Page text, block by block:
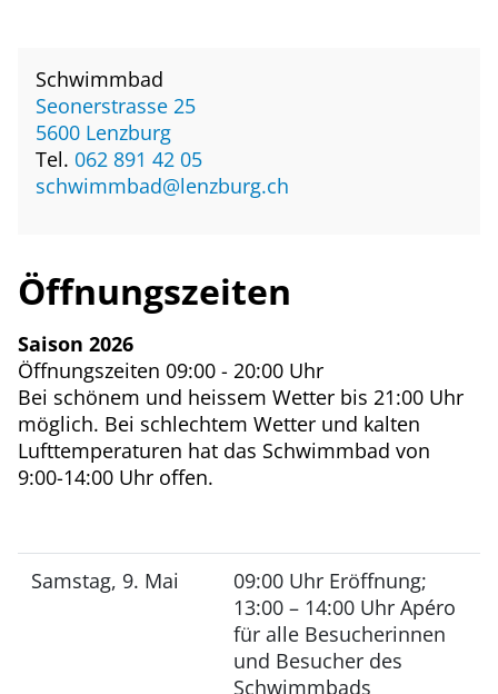
Schwimmbad
Seonerstrasse 25
5600 LenzburgExterner Link wird in einem neuen
Tel. 062 891 42 05
schwimmbad@lenzburg.ch
Öffnungszeiten
Saison 2026
Öffnungszeiten 09:00 - 20:00 Uhr
Bei schönem und heissem Wetter bis 21:00 Uhr
möglich. Bei schlechtem Wetter und kalten
Lufttemperaturen hat das Schwimmbad von
9:00-14:00 Uhr offen.
Samstag, 9. Mai
09:00 Uhr Eröffnung;
13:00 – 14:00 Uhr Apéro
für alle Besucherinnen
und Besucher des
Schwimmbads